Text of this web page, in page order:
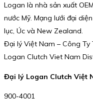
Logan là nhà sản xuất
nước Mỹ. Mạng lưới đại
lục, Úc và New Zealand.
Đại lý Việt Nam – Công Ty
Logan Clutch Viet Nam
Đại lý Logan Clutch Việt
900-4001